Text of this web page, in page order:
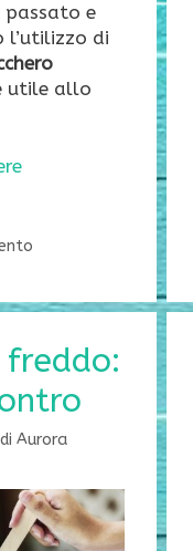
passato e
l’utilizzo di
utile allo
di Aurora